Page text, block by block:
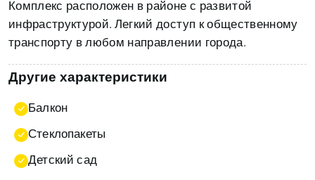
Комплекс расположен в районе с развитой
инфраструктурой. Легкий доступ к общественному
транспорту в любом направлении города.
Другие характеристики
Балкон
Стеклопакеты
Детский сад